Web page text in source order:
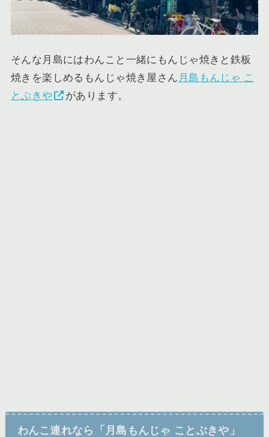
そんな月島にはわんこと一緒にもんじゃ焼きと鉄板
焼きを楽しめるもんじゃ焼き屋さん 月島もんじゃ こ
とぶきや
があります。
わんこ連れなら「月島もんじゃ ことぶきや」